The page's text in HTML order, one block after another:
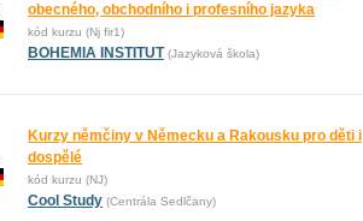
obecného, obchodního i profesního jazyka
kód kurzu (Nj fir1)
BOHEMIA INSTITUT (Jazyková škola)
Kurzy němčiny v Německu a Rakousku pro děti i
dospělé
kód kurzu (NJ)
Cool Study (Centrála Sedlčany)